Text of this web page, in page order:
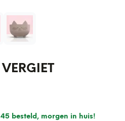
besteld, morgen in huis!